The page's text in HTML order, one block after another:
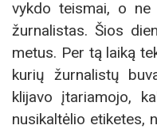
vykdo teismai, o ne
žurnalistas. Šios
metus. Per tą laiką
kurių žurnalistų
klijavo įtariamojo,
nusikaltėlio etiketes,